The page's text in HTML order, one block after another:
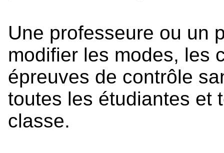
Une professeure ou un
modifier les modes, les
épreuves de contrôle
toutes les étudiantes et
classe.